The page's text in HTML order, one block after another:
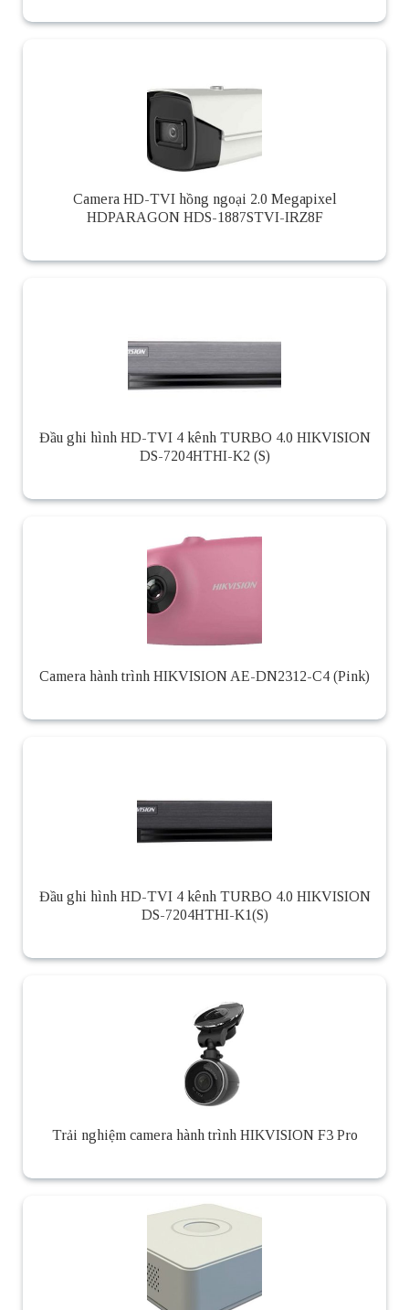
Camera HD-TVI hồng ngoại 2.0 Megapixel
HDPARAGON HDS-1887STVI-IRZ8F
Đầu ghi hình HD-TVI 4 kênh TURBO 4.0 HIKVISION
DS-7204HTHI-K2 (S)
Camera hành trình HIKVISION AE-DN2312-C4 (Pink)
Đầu ghi hình HD-TVI 4 kênh TURBO 4.0 HIKVISION
DS-7204HTHI-K1(S)
Trải nghiệm camera hành trình HIKVISION F3 Pro